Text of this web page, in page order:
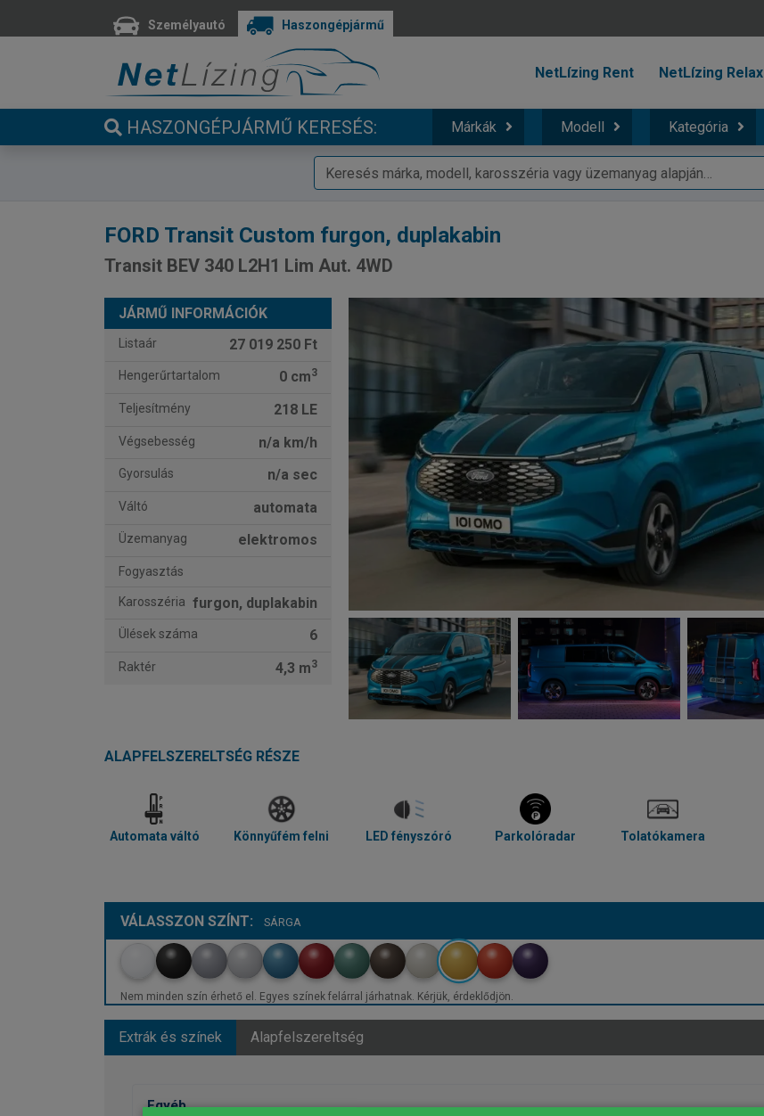
Személyautó Haszongépjármű
NetLízing Rent NetLízing Relax
HASZONGÉPJÁRMŰ KERESÉS: Márkák Modell Kategória
FORD Transit Custom furgon, duplakabin
Transit BEV 340 L2H1 Lim Aut. 4WD
JÁRMŰ INFORMÁCIÓK
Listaár 27 019 250 Ft
Hengerűrtartalom 0 cm3
Teljesítmény 218 LE
Végsebesség n/a km/h
Gyorsulás n/a sec
Váltó automata
Üzemanyag elektromos
Fogyasztás
Karosszéria furgon, duplakabin
Ülések száma 6
Raktér 4,3 m3
ALAPFELSZERELTSÉG RÉSZE
Automata váltó Könnyűfém felni LED fényszóró Parkolóradar Tolatókamera
VÁLASSZON SZÍNT: SÁRGA
Nem minden szín érhető el. Egyes színek felárral járhatnak. Kérjük, érdeklődjön.
Extrák és színek Alapfelszereltség
Egyéb